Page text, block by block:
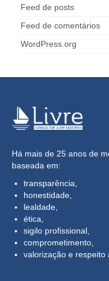
Feed de posts
Feed de comentários
WordPress.org
Há mais de 25 anos de
baseada em:
transparência,
honestidade,
lealdade,
ética,
sigilo profissional,
comprometimento,
valorização e respeito